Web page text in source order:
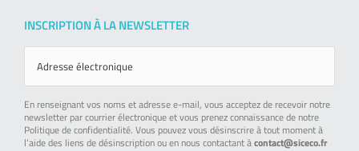
INSCRIPTION À LA NEWSLETTER
En renseignant vos noms et adresse e-mail, vous acceptez de recevoir notre
newsletter par courrier électronique et vous prenez connaissance de notre
Politique de confidentialité. Vous pouvez vous désinscrire à tout moment à
l’aide des liens de désinscription ou en nous contactant àcontact@siceco.fr